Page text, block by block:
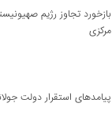
​بازخورد تجاوز رژیم
مرکزی
پیامدهای استقرار دولت